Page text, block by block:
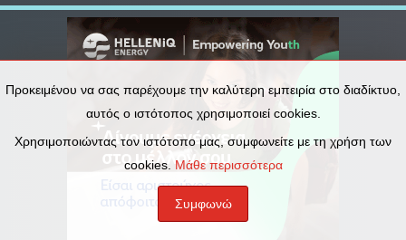
Προκειμένου να σας παρέχουμε την καλύτερη εμπειρία στο διαδίκτυο,
αυτός ο ιστότοπος χρησιμοποιεί cookies.
Χρησιμοποιώντας τον ιστότοπο μας, συμφωνείτε με τη χρήση των
cookies. Μάθε περισσότερα
Συμφωνώ